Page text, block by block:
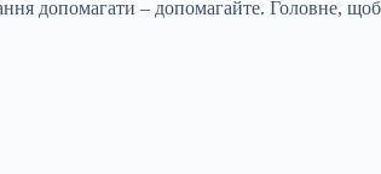
допомагати – допомагайте. Головне,